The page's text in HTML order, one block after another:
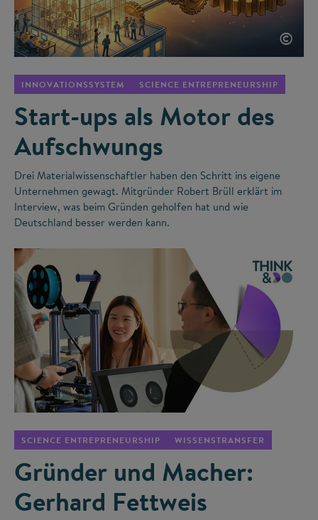
©
INNOVATIONSSYSTEM SCIENCE ENTREPRENEURSHIP
Start-ups als Motor des
Aufschwungs
Drei Materialwissenschaftler haben den Schritt ins eigene
Unternehmen gewagt. Mitgründer Robert Brüll erklärt im
Interview, was beim Gründen geholfen hat und wie
Deutschland besser werden kann.
SCIENCE ENTREPRENEURSHIP WISSENSTRANSFER
Gründer und Macher:
Gerhard Fettweis